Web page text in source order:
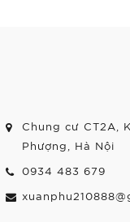
Chung cư CT2A,
Phượng, Hà Nội
0934 483 679